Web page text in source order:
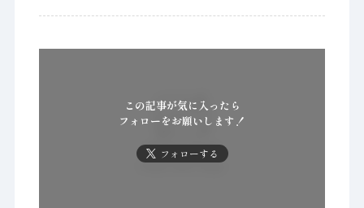
この記事が気に入ったら
フォローをお願いします！
フォローする